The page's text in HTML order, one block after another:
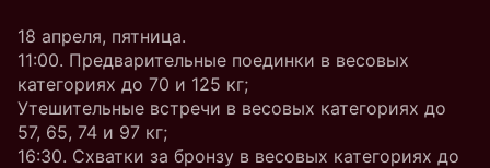
18 апреля, пятница.
11:00. Предварительные поединки в весовых
категориях до 70 и 125 кг;
Утешительные встречи в весовых категориях до
57, 65, 74 и 97 кг;
16:30. Схватки за бронзу в весовых категориях до